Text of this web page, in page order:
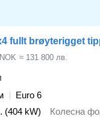
≈ 131 800 лв.
Euro 6
(404 kW) Колесна